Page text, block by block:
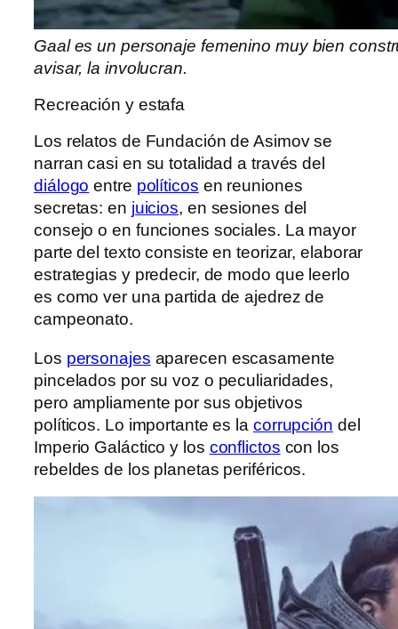
Gaal es un personaje femenino muy bien
avisar, la involucran.
Recreación y estafa
Los relatos de Fundación de Asimov se
narran casi en su totalidad a través del
diálogo entre políticos en reuniones
secretas: en juicios, en sesiones del
consejo o en funciones sociales. La mayor
parte del texto consiste en teorizar, elaborar
estrategias y predecir, de modo que leerlo
es como ver una partida de ajedrez de
campeonato.
Los personajes aparecen escasamente
pincelados por su voz o peculiaridades,
pero ampliamente por sus objetivos
políticos. Lo importante es la corrupción del
Imperio Galáctico y los conflictos con los
rebeldes de los planetas periféricos.